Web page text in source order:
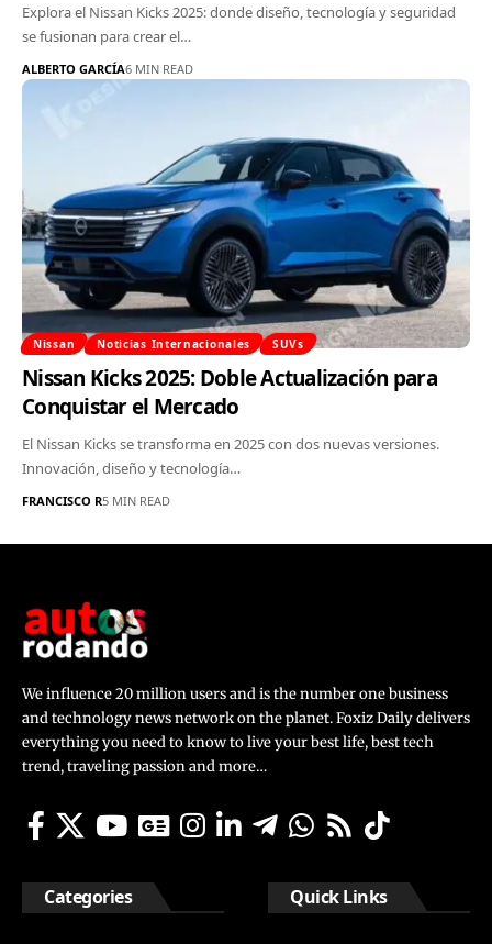
Explora el Nissan Kicks 2025: donde diseño, tecnología y seguridad
se fusionan para crear el…
ALBERTO GARCÍA6 MIN READ
Nissan Noticias Internacionales SUVs
Nissan Kicks 2025: Doble Actualización para
Conquistar el Mercado
El Nissan Kicks se transforma en 2025 con dos nuevas versiones.
Innovación, diseño y tecnología…
FRANCISCO R5 MIN READ
We influence 20 million users and is the number one business
and technology news network on the planet. Foxiz Daily delivers
everything you need to know to live your best life, best tech
trend, traveling passion and more…
Categories Quick Links